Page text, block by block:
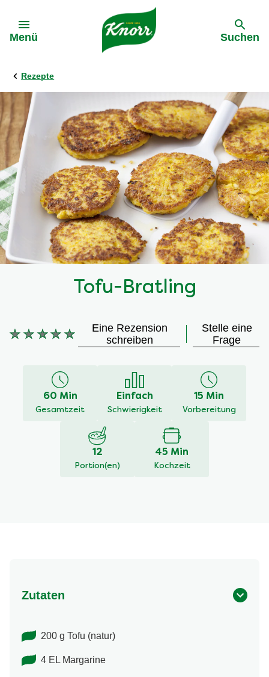
Menü Suchen
Rezepte
Tofu-Bratling
Keine
abgegeben
Eine Rezension
schreiben
Stelle eine
Frage
60 Min
Gesamtzeit
Einfach
Schwierigkeit
15 Min
Vorbereitung
12
Portion(en)
45 Min
Kochzeit
Zutaten
200 g Tofu (natur)
4 EL Margarine